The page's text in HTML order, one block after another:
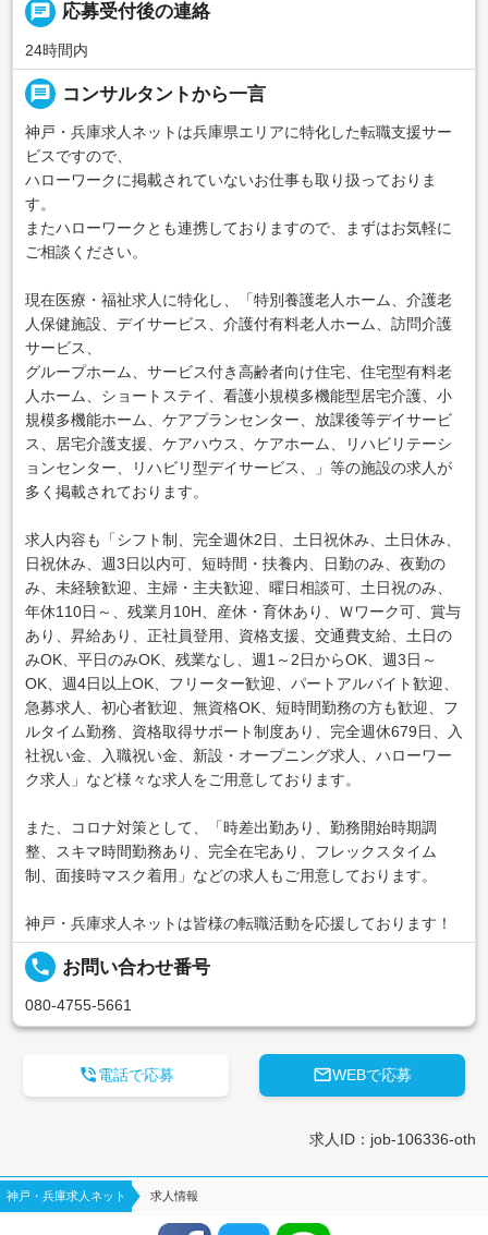
chat 応募受付後の連絡
24時間内
message コンサルタントから一言
神戸・兵庫求人ネットは兵庫県エリアに特化した転職支援サー
ビスですので、
ハローワークに掲載されていないお仕事も取り扱っておりま
す。
またハローワークとも連携しておりますので、まずはお気軽に
ご相談ください。
現在医療・福祉求人に特化し、「特別養護老人ホーム、介護老
人保健施設、デイサービス、介護付有料老人ホーム、訪問介護
サービス、
グループホーム、サービス付き高齢者向け住宅、住宅型有料老
人ホーム、ショートステイ、看護小規模多機能型居宅介護、小
規模多機能ホーム、ケアプランセンター、放課後等デイサービ
ス、居宅介護支援、ケアハウス、ケアホーム、リハビリテーシ
ョンセンター、リハビリ型デイサービス、」等の施設の求人が
多く掲載されております。
求人内容も「シフト制、完全週休2日、土日祝休み、土日休み、
日祝休み、週3日以内可、短時間・扶養内、日勤のみ、夜勤の
み、未経験歓迎、主婦・主夫歓迎、曜日相談可、土日祝のみ、
年休110日～、残業月10H、産休・育休あり、Ｗワーク可、賞与
あり、昇給あり、正社員登用、資格支援、交通費支給、土日の
みOK、平日のみOK、残業なし、週1～2日からOK、週3日～
OK、週4日以上OK、フリーター歓迎、パートアルバイト歓迎、
急募求人、初心者歓迎、無資格OK、短時間勤務の方も歓迎、フ
ルタイム勤務、資格取得サポート制度あり、完全週休679日、入
社祝い金、入職祝い金、新設・オープニング求人、ハローワー
ク求人」など様々な求人をご用意しております。
また、コロナ対策として、「時差出勤あり、勤務開始時期調
整、スキマ時間勤務あり、完全在宅あり、フレックスタイム
制、面接時マスク着用」などの求人もご用意しております。
神戸・兵庫求人ネットは皆様の転職活動を応援しております！
local_phone お問い合わせ番号
080-4755-5661
WEBで応募
電話で応募
求人ID：job-106336-oth
神戸・兵庫求人ネット 求人情報